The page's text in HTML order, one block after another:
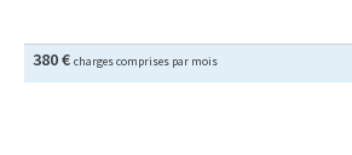
380 € charges comprises par mois